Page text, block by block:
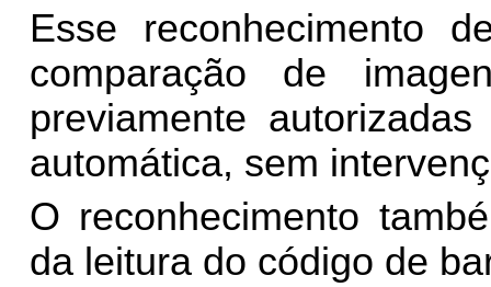
Esse reconhecimento
comparação de
previamente
automática, sem
O reconhecimento
da leitura do código de